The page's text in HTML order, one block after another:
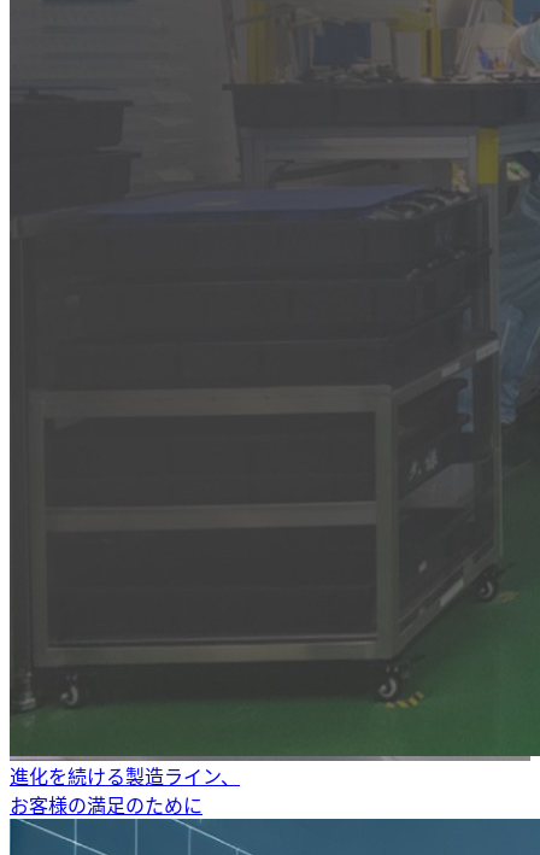
進化を続ける製造ライン、
お客様の満足のために